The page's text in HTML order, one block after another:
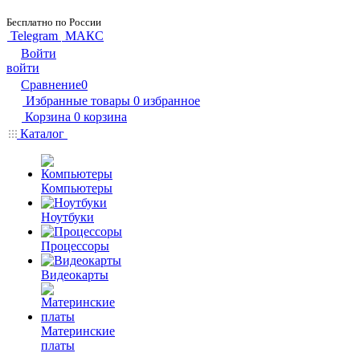
Бесплатно по России
Telegram МАКС
Войти
войти
Сравнение0
Избранные товары 0 избранное
Корзина 0 корзина
Каталог
Компьютеры
Ноутбуки
Процессоры
Видеокарты
Материнские
платы